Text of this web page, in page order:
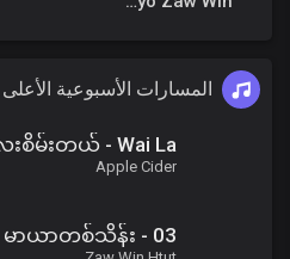
المسارات الأسبوعية الأعلى
းစိမ်းတယ် - Wai La
Apple Cider
03 - မာယာတစ်သိန်း